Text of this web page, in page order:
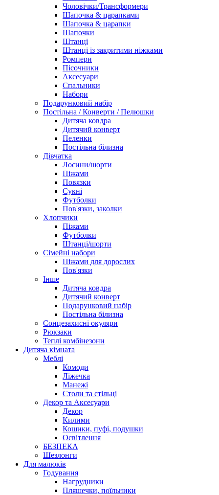
Чоловічки/Трансформери
Шапочка & царапками
Шапочка & царапки
Шапочки
Штанці
Штанці із закритими ніжками
Ромпери
Пісочники
Аксесуари
Спальники
Набори
Подарунковий набір
Постільна / Конверти / Пелюшки
Дитяча ковдра
Дитячий конверт
Пеленки
Постільна білизна
Дівчатка
Лосини/шорти
Піжами
Повязки
Сукні
Футболки
Пов'язки, заколки
Хлопчики
Піжами
Футболки
Штанці/шорти
Сімейні набори
Піжами для дорослих
Пов'язки
Інше
Дитяча ковдра
Дитячий конверт
Подарунковий набір
Постільна білизна
Сонцезахисні окуляри
Рюкзаки
Теплі комбінезони
Дитяча кімната
Меблі
Комоди
Ліжечка
Манежі
Столи та стільці
Декор та Аксесуари
Декор
Килими
Кошики, пуфі, подушки
Освітлення
БЕЗПЕКА
Шезлонги
Для малюків
Годування
Нагрудники
Пляшечки, поїльники